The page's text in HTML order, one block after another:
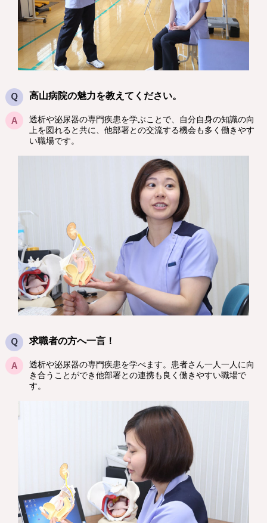
高山病院の魅力を教えてください。
透析や泌尿器の専門疾患を学ぶことで、自分自身の知識の向
上を図れると共に、他部署との交流する機会も多く働きやす
い職場です。
求職者の方へ一言！
透析や泌尿器の専門疾患を学べます。患者さん一人一人に向
き合うことができ他部署との連携も良く働きやすい職場で
す。